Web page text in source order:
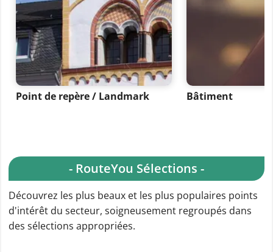
Point de repère / Landmark Bâtiment
- RouteYou Sélections -
Découvrez les plus beaux et les plus populaires points
d'intérêt du secteur, soigneusement regroupés dans
des sélections appropriées.